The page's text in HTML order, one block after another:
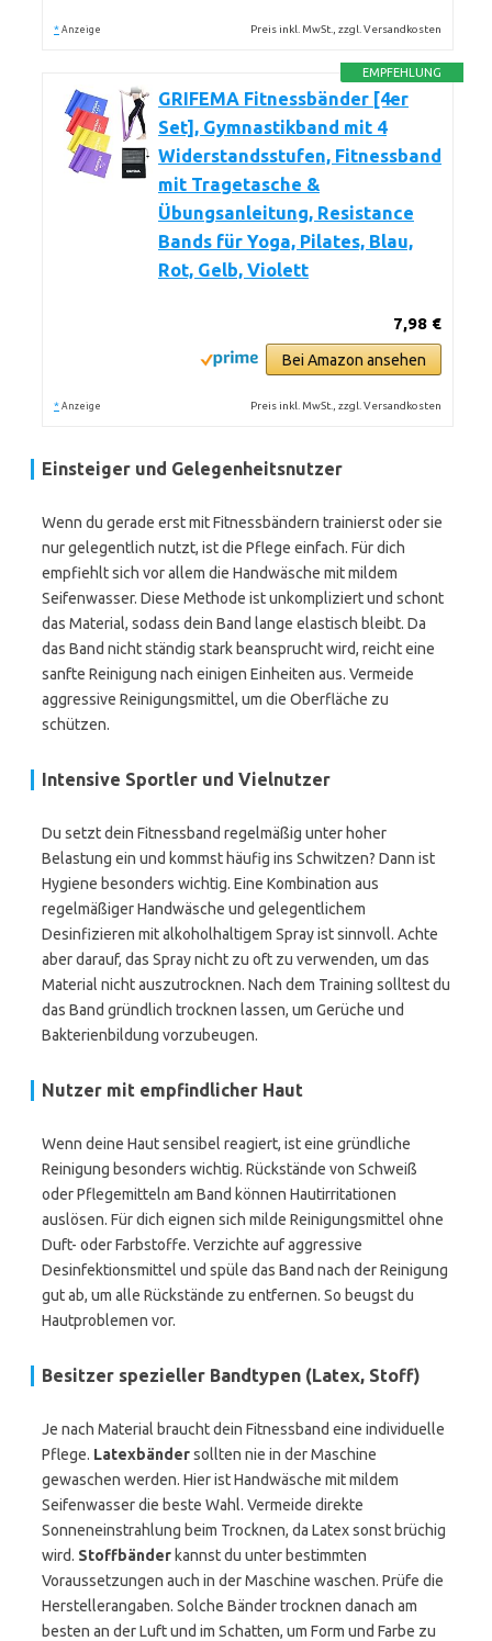
* Anzeige Preis inkl. MwSt., zzgl. Versandkosten
EMPFEHLUNG
GRIFEMA Fitnessbänder [4er
Set], Gymnastikband mit 4
Widerstandsstufen, Fitnessband
mit Tragetasche &
Übungsanleitung, Resistance
Bands für Yoga, Pilates, Blau,
Rot, Gelb, Violett
7,98 €
Bei Amazon ansehen
* Anzeige Preis inkl. MwSt., zzgl. Versandkosten
Einsteiger und Gelegenheitsnutzer
Wenn du gerade erst mit Fitnessbändern trainierst oder sie
nur gelegentlich nutzt, ist die Pflege einfach. Für dich
empfiehlt sich vor allem die Handwäsche mit mildem
Seifenwasser. Diese Methode ist unkompliziert und schont
das Material, sodass dein Band lange elastisch bleibt. Da
das Band nicht ständig stark beansprucht wird, reicht eine
sanfte Reinigung nach einigen Einheiten aus. Vermeide
aggressive Reinigungsmittel, um die Oberfläche zu
schützen.
Intensive Sportler und Vielnutzer
Du setzt dein Fitnessband regelmäßig unter hoher
Belastung ein und kommst häufig ins Schwitzen? Dann ist
Hygiene besonders wichtig. Eine Kombination aus
regelmäßiger Handwäsche und gelegentlichem
Desinfizieren mit alkoholhaltigem Spray ist sinnvoll. Achte
aber darauf, das Spray nicht zu oft zu verwenden, um das
Material nicht auszutrocknen. Nach dem Training solltest du
das Band gründlich trocknen lassen, um Gerüche und
Bakterienbildung vorzubeugen.
Nutzer mit empfindlicher Haut
Wenn deine Haut sensibel reagiert, ist eine gründliche
Reinigung besonders wichtig. Rückstände von Schweiß
oder Pflegemitteln am Band können Hautirritationen
auslösen. Für dich eignen sich milde Reinigungsmittel ohne
Duft- oder Farbstoffe. Verzichte auf aggressive
Desinfektionsmittel und spüle das Band nach der Reinigung
gut ab, um alle Rückstände zu entfernen. So beugst du
Hautproblemen vor.
Besitzer spezieller Bandtypen (Latex, Stoff)
Je nach Material braucht dein Fitnessband eine individuelle
Pflege. Latexbändersollten nie in der Maschine
gewaschen werden. Hier ist Handwäsche mit mildem
Seifenwasser die beste Wahl. Vermeide direkte
Sonneneinstrahlung beim Trocknen, da Latex sonst brüchig
wird. Stoffbänder kannst du unter bestimmten
Voraussetzungen auch in der Maschine waschen. Prüfe die
Herstellerangaben. Solche Bänder trocknen danach am
besten an der Luft und im Schatten, um Form und Farbe zu